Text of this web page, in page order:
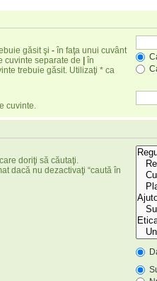
găsit şi - în faţa unui cuvânt
cuvinte separate de
în
trebuie găsit. Utilizaţi * ca
cuvinte.
doriţi să căutaţi.
dacă nu dezactivaţi “caută în